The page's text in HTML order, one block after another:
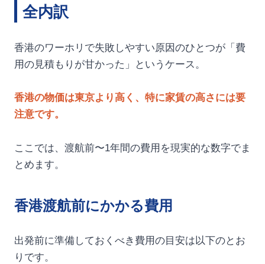
全内訳
香港のワーホリで失敗しやすい原因のひとつが「費
用の見積もりが甘かった」というケース。
香港の物価は東京より高く、特に家賃の高さには要
注意です。
ここでは、渡航前〜1年間の費用を現実的な数字でま
とめます。
香港渡航前にかかる費用
出発前に準備しておくべき費用の目安は以下のとお
りです。